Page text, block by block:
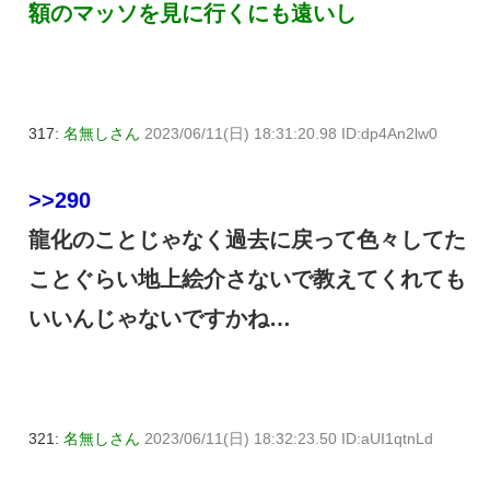
額のマッソを見に行くにも遠いし
317: 名無しさん 2023/06/11(日) 18:31:20.98 ID:dp4An2lw0
>>290
龍化のことじゃなく過去に戻って色々してた
ことぐらい地上絵介さないで教えてくれても
いいんじゃないですかね…
321: 名無しさん 2023/06/11(日) 18:32:23.50 ID:aUI1qtnLd